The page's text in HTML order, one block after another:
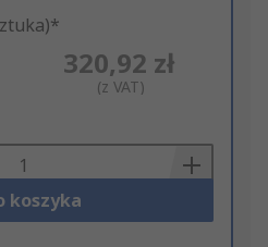
320,92 zł
(z VAT)
koszyka